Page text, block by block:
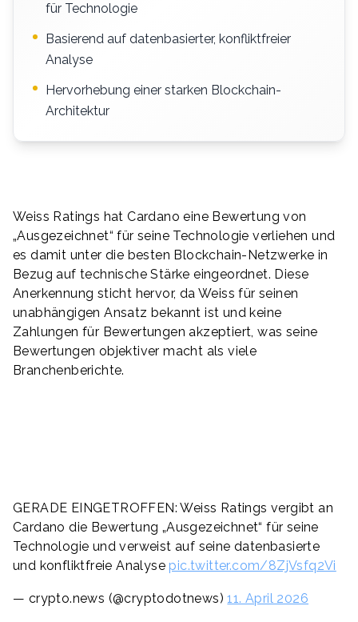
für Technologie
Basierend auf datenbasierter, konfliktfreier
Analyse
Hervorhebung einer starken Blockchain-
Architektur
Weiss Ratings hat Cardano eine Bewertung von
„Ausgezeichnet“ für seine Technologie verliehen und
es damit unter die besten Blockchain-Netzwerke in
Bezug auf technische Stärke eingeordnet. Diese
Anerkennung sticht hervor, da Weiss für seinen
unabhängigen Ansatz bekannt ist und keine
Zahlungen für Bewertungen akzeptiert, was seine
Bewertungen objektiver macht als viele
Branchenberichte.
GERADE EINGETROFFEN: Weiss Ratings vergibt an
Cardano die Bewertung „Ausgezeichnet“ für seine
Technologie und verweist auf seine datenbasierte
und konfliktfreie Analyse pic.twitter.com/8ZjVsfq2Vi
— crypto.news (@cryptodotnews)11. April 2026